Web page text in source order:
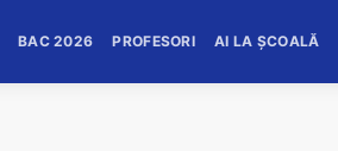
BAC 2026 PROFESORI AI LA ȘCOALĂ